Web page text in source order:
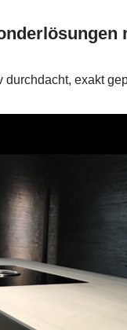
durchdacht, exakt